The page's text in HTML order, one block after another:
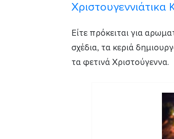
Χριστουγεννιάτικα
Είτε πρόκειται για
σχέδια, τα κεριά
τα φετινά Χριστούγεννα.